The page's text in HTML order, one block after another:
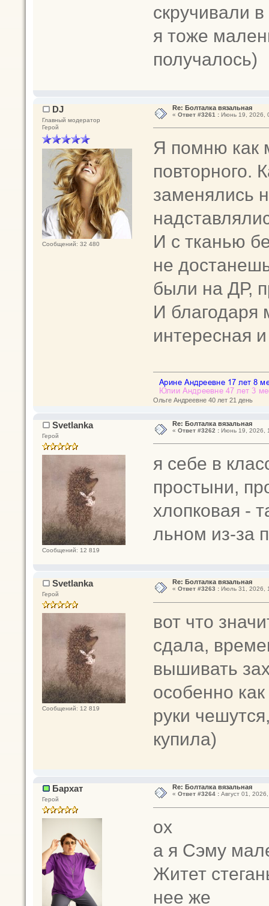
скручивали
я тоже
получалось)
DJ
Главный модератор
Герой
Сообщений: 32 480
Re: Болталка вязальная
« Ответ #3261 :Июнь 19, 2026,
Я помню как
повторного.
заменялись
И с тканью
не
были на ДР,
И благодаря
интересная
Ольге Андреевне 40 лет 21 день
Svetlanka
Герой
Сообщений: 12 819
Re: Болталка вязальная
« Ответ #3262 :Июнь 19, 2026,
я себе в
простыни,
хлопковая -
льном из-за
Svetlanka
Герой
Сообщений: 12 819
Re: Болталка вязальная
« Ответ #3263 :Июль 31, 2026,
вот что
сдала,
вышивать
особенно
руки
купила)
Бархат
Герой
Re: Болталка вязальная
« Ответ #3264 :Август 01,
ох
а я Сэму
Житет
нее же